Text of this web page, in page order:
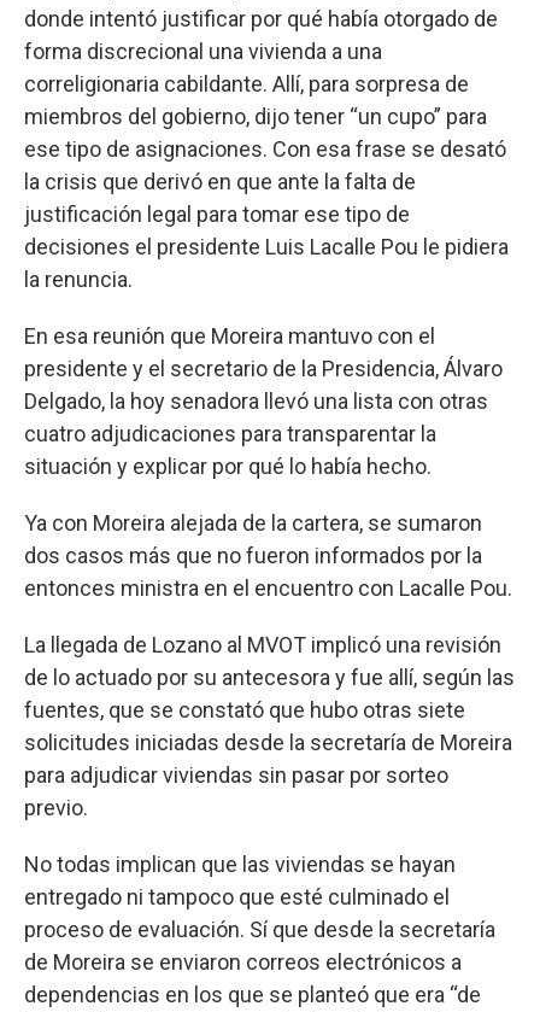
donde intentó justificar por qué había otorgado de
forma discrecional una vivienda a una
correligionaria cabildante. Allí, para sorpresa de
miembros del gobierno, dijo tener “un cupo” para
ese tipo de asignaciones. Con esa frase se desató
la crisis que derivó en que ante la falta de
justificación legal para tomar ese tipo de
decisiones el presidente Luis Lacalle Pou le pidiera
la renuncia.
En esa reunión que Moreira mantuvo con el
presidente y el secretario de la Presidencia, Álvaro
Delgado, la hoy senadora llevó una lista con otras
cuatro adjudicaciones para transparentar la
situación y explicar por qué lo había hecho.
Ya con Moreira alejada de la cartera, se sumaron
dos casos más que no fueron informados por la
entonces ministra en el encuentro con Lacalle Pou.
La llegada de Lozano al MVOT implicó una revisión
de lo actuado por su antecesora y fue allí, según las
fuentes, que se constató que hubo otras siete
solicitudes iniciadas desde la secretaría de Moreira
para adjudicar viviendas sin pasar por sorteo
previo.
No todas implican que las viviendas se hayan
entregado ni tampoco que esté culminado el
proceso de evaluación. Sí que desde la secretaría
de Moreira se enviaron correos electrónicos a
dependencias en los que se planteó que era “de